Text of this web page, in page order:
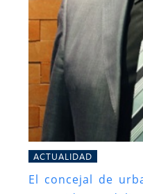
ACTUALIDAD
El concejal de